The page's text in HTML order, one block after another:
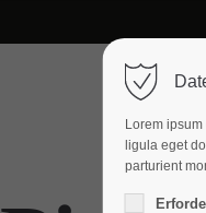
Infographics
Lorem
ligula eget
parturient